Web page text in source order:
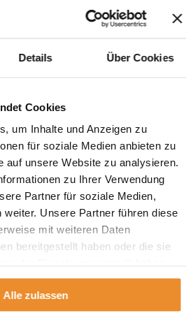
Details Über Cookies
Cookies
um Inhalte und Anzeigen zu
für soziale Medien anbieten zu
auf unsere Website zu analysieren.
zu Ihrer Verwendung
Partner für soziale Medien,
weiter. Unsere Partner führen diese
mit weiteren Daten
bereitgestellt haben oder die sie
Alle zulassen
sicher stillzulegen, Rückstände zu
Erdtank stillzulegen?
Restöl?
umgepumpt, zwischengelagert oder
ist, dass der Umgang damit
erfolgt.
eine echte Alternative zur
vom Einzelfall abhängig. Zustand,
(mit oder ohne Verfüllung)
darstellt.